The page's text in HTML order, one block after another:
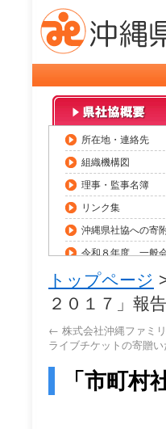
所在地・連絡先
組織機構図
理事・監事名簿
リンク集
沖縄県社協への寄
令和８年度 一般
令和７年度 一般
職員採用情報（令
研修会・大会等一
トップページ
２０１７」報告
← 株式会社沖縄ファミ
ライブチケットの寄贈い
「市町